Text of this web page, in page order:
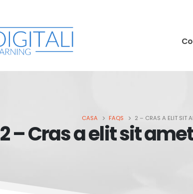
CASA FAQS 2 – CRAS A ELIT SIT
2 – Cras a elit sit